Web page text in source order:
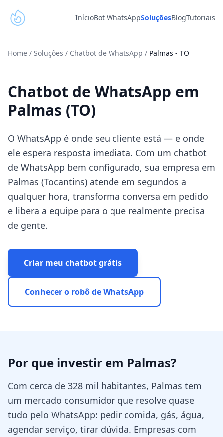
InícioBot WhatsAppSoluçõesBlogTutoriais
Home / Soluções / Chatbot de WhatsApp / Palmas - TO
Chatbot de WhatsApp em
Palmas (TO)
O WhatsApp é onde seu cliente está — e onde
ele espera resposta imediata. Com um chatbot
de WhatsApp bem configurado, sua empresa em
Palmas (Tocantins) atende em segundos a
qualquer hora, transforma conversa em pedido
e libera a equipe para o que realmente precisa
de gente.
Criar meu chatbot grátis
Conhecer o robô de WhatsApp
Por que investir em Palmas?
Com cerca de 328 mil habitantes, Palmas tem
um mercado consumidor que resolve quase
tudo pelo WhatsApp: pedir comida, gás, água,
agendar serviço, tirar dúvida. Empresas com